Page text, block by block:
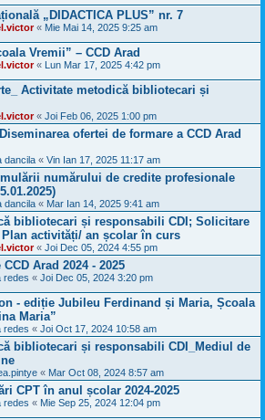
„DIDACTICA PLUS” nr. 7
« Mie Mai 14, 2025 9:25 am
Vremii” – CCD Arad
« Lun Mar 17, 2025 4:42 pm
Activitate metodică bibliotecari și
« Joi Feb 06, 2025 1:00 pm
ofertei de formare a CCD Arad
dancila « Vin Ian 17, 2025 11:17 am
numărului de credite profesionale
dancila « Mar Ian 14, 2025 9:41 am
bibliotecari și responsabili CDI; Solicitare
activități/ an școlar în curs
« Joi Dec 05, 2024 4:55 pm
Arad 2024 - 2025
redes « Joi Dec 05, 2024 3:20 pm
- ediție Jubileu Ferdinand și Maria, Școala
Maria”
redes « Joi Oct 17, 2024 10:58 am
bibliotecari și responsabili CDI_Mediul de
« Mar Oct 08, 2024 8:57 am
CPT în anul școlar 2024-2025
redes « Mie Sep 25, 2024 12:04 pm